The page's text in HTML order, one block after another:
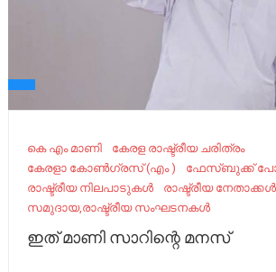
കെ എം മാണി
കേരള രാഷ്ട്രീയ ചരിത്രം
കേരളാ കോൺഗ്രസ് (എം )
ഫേസ്ബുക്ക്
രാഷ്ട്രീയ നിലപാടുകൾ
രാഷ്ട്രീയ നേതാക്കൾ
സമുദായ,രാഷ്ട്രീയ സംഘടനകൾ
ഇത് മാണി സാറിന്റെ മനസ്